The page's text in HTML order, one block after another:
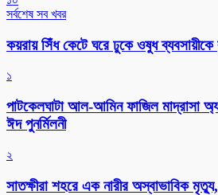
সর্বশেষ সব খবর
কয়রায় সিঁধ কেটে ঘরে ঢুকে ওষুধ
১
পাটকেলঘাটা আল-আমিন ফাজিল মাদ্রাসা
ঈদ পুনর্মিলনী
২
সাতক্ষীরা শহরে এক নারীর অস্বাভাবিক